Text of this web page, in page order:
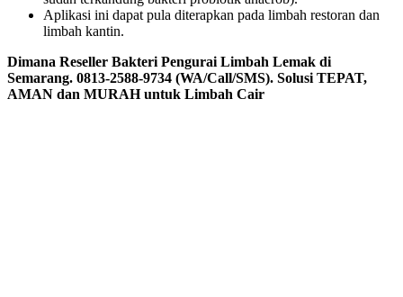
Aplikasi ini dapat pula diterapkan pada limbah restoran dan
limbah kantin.
Dimana Reseller Bakteri Pengurai Limbah Lemak di
Semarang. 0813-2588-9734 (WA/Call/SMS). Solusi TEPAT,
AMAN dan MURAH untuk Limbah Cair